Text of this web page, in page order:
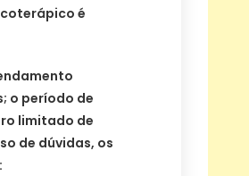
é
o período de
limitado de
de dúvidas, os